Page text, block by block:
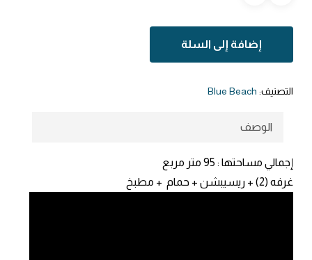
إضافة إلى السلة
التصنيف: Blue Beach
الوصف
إجمالي مساحتها : 95 متر مربع
غرفه (2) + ريسيبشن + حمام + مطبخ